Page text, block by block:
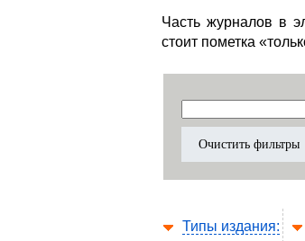
Часть журналов в
стоит пометка
Типы издания: